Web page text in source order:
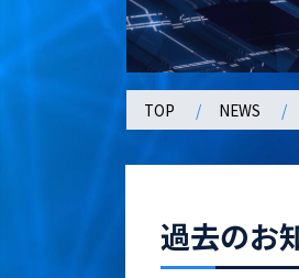
TOP NEWS
過去のお